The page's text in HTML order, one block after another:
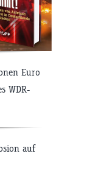
Euro
WDR-
auf